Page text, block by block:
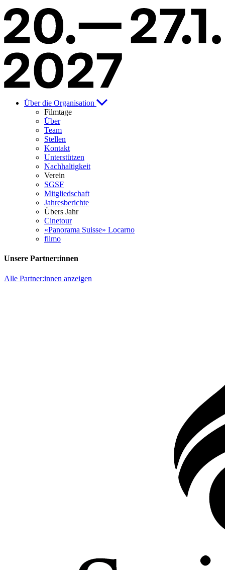
Über die Organisation
Filmtage
Über
Team
Stellen
Kontakt
Unterstützen
Nachhaltigkeit
Verein
SGSF
Mitgliedschaft
Jahresberichte
Übers Jahr
Cinetour
«Panorama Suisse» Locarno
filmo
Unsere Partner:innen
Alle Partner:innen anzeigen